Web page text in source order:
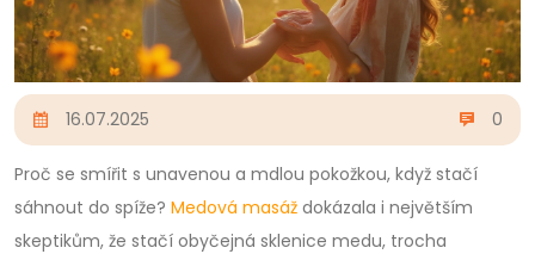
16.07.2025 0
Proč se smířit s unavenou a mdlou pokožkou, když stačí
sáhnout do spíže? Medová masáž dokázala i největším
skeptikům, že stačí obyčejná sklenice medu, trocha